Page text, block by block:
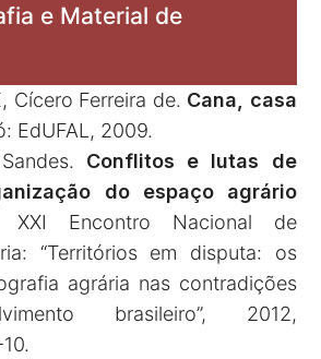
e Material de
Cícero Ferreira de. Cana, casa
EdUFAL, 2009.
Conflitos e lutas de
do espaço agrário
XXI Encontro Nacional de
“Territórios em disputa: os
agrária nas contradições
brasileiro”, 2012,